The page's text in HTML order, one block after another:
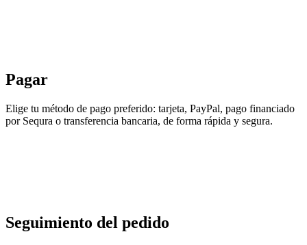
Pagar
Elige tu método de pago preferido: tarjeta, PayPal, pago financiado
por Sequra o transferencia bancaria, de forma rápida y segura.
Seguimiento del pedido